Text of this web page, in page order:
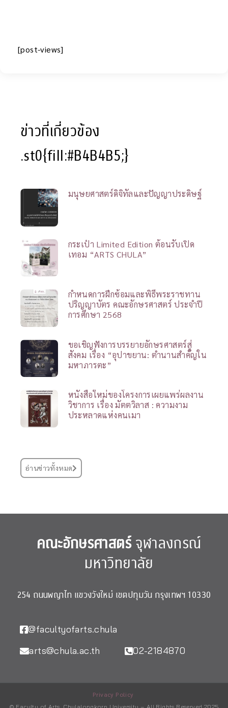
[post-views]
ข่าวที่เกี่ยวข้อง
.st0{fill:#B4B4B5;}
มนุษยศาสตร์ดิจิทัลและปัญญาประดิษฐ์
กระเป๋า Limited Edition ต้อนรับเปิด
เทอม “ARTS CHULA”
กำหนดการฝึกซ้อมและพิธีพระราชทาน
ปริญญาบัตร คณะอักษรศาสตร์ ประจำปี
การศึกษา 2568
ขอเชิญฟังการบรรยายอักษรศาสตร์สู่
สังคม เรื่อง “อุปาขยาน: ตำนานสำคัญใน
มหาภารตะ”
หนังสือใหม่ของโครงการเผยแพร่ผลงาน
วิชาการ เรื่อง มัตตวิลาส : ความงาม
ประหลาดแห่งคนเมา
อ่านข่าวทั้งหมด
คณะอักษรศาสตร์จุฬาลงกรณ์
มหาวิทยาลัย
254 ถนนพญาไท แขวงวังใหม่ เขตปทุมวัน กรุงเทพฯ 10330
@facultyofarts.chula
arts@chula.ac.th
02-2184870
Privacy Policy